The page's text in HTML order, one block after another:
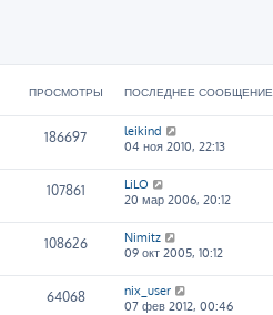
ПРОСМОТРЫ ПОСЛЕДНЕЕ СООБЩЕНИЕ
186697
leikind
04 ноя 2010, 22:13
107861
LiLO
20 мар 2006, 20:12
108626
Nimitz
09 окт 2005, 10:12
64068
nix_user
07 фев 2012, 00:46